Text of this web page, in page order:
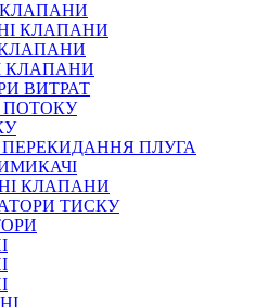
КЛАПАНИ
КЛАПАНИ
КЛАПАНИ
КЛАПАНИ
ВИТРАТ
ПОТОКУ
ПЛУГА
КЛАПАНИ
ТИСКУ